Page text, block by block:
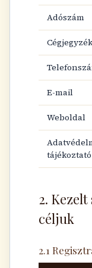
Adószám
E-mail
Weboldal
tájékoztató
2. Kezelt
céljuk
2.1